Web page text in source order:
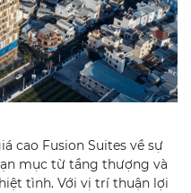
cao Fusion Suites về sự
mục từ tầng thượng và
tình. Với vị trí thuận lợi